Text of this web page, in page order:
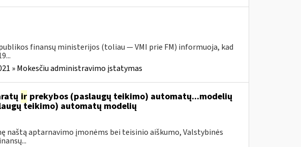
finansų ministerijos (toliau ― VMI prie FM) informuoja, kad
» Mokesčiu administravimo įstatymas
irprekybos (paslaugų teikimo) automatų...modelių
teikimo) automatų modelių
aptarnavimo įmonėms bei teisinio aiškumo, Valstybinės